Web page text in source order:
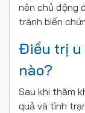
nên chủ động
tránh biến
Điều trị u
nào?
Sau khi thăm
quả và tình